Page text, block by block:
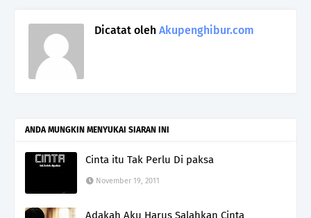
Dicatat oleh Akupenghibur.com
ANDA MUNGKIN MENYUKAI SIARAN INI
Cinta itu Tak Perlu Di paksa
November 19, 2011
Adakah Aku Harus Salahkan Cinta